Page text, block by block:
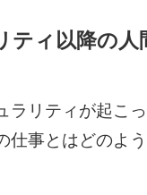
ティ以降の人
ラリティが起こ
仕事とはどのよ